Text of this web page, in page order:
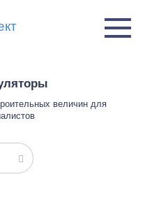
величин для